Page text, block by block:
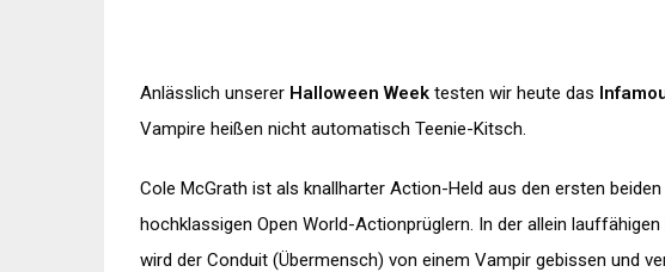
Anlässlich unserer Halloween Week testen wir heute das
Vampire heißen nicht automatisch Teenie-Kitsch.
Cole McGrath ist als knallharter Action-Held aus den ersten beiden
hochklassigen Open World-Actionprüglern. In der allein
wird der Conduit (Übermensch) von einem Vampir gebissen und